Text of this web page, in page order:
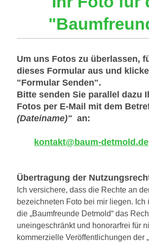
Um uns Fotos zu überlassen,
dieses Formular aus und
"Formular Senden".
Bitte senden Sie parallel dazu
Fotos per E-Mail mit dem
(Dateiname)" an:
kontakt@baum-detmold.de
Übertragung der
Ich versichere, dass die Rechte an
bezeichneten Foto bei mir liegen. Ich
die „Baumfreunde Detmold“ das
uneingeschränkt und honorarfrei für
kommerzielle Veröffentlichungen der